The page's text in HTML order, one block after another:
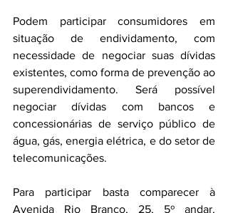
Podem participar consumidores em
situação de endividamento, com
necessidade de negociar suas dívidas
existentes, como forma de prevenção ao
superendividamento. Será possível
negociar dívidas com bancos e
concessionárias de serviço público de
água, gás, energia elétrica, e do setor de
telecomunicações.
Para participar basta comparecer à
Avenida Rio Branco, 25, 5º andar,